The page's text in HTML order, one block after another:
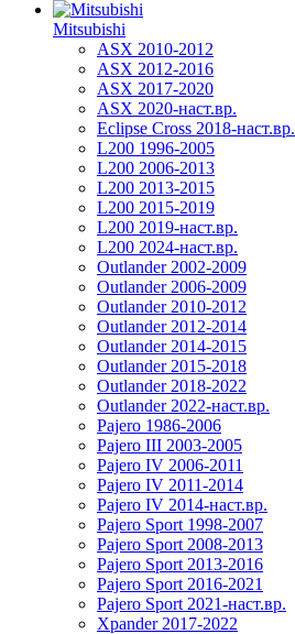
Mitsubishi
ASX 2010-2012
ASX 2012-2016
ASX 2017-2020
ASX 2020-наст.вр.
Eclipse Cross 2018-наст.вр.
L200 1996-2005
L200 2006-2013
L200 2013-2015
L200 2015-2019
L200 2019-наст.вр.
L200 2024-наст.вр.
Outlander 2002-2009
Outlander 2006-2009
Outlander 2010-2012
Outlander 2012-2014
Outlander 2014-2015
Outlander 2015-2018
Outlander 2018-2022
Outlander 2022-наст.вр.
Pajero 1986-2006
Pajero III 2003-2005
Pajero IV 2006-2011
Pajero IV 2011-2014
Pajero IV 2014-наст.вр.
Pajero Sport 1998-2007
Pajero Sport 2008-2013
Pajero Sport 2013-2016
Pajero Sport 2016-2021
Pajero Sport 2021-наст.вр.
Xpander 2017-2022